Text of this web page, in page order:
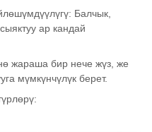
Балчык,
ар кандай
жараша бир нече жүз, же
мүмкүнчүлүк берет.